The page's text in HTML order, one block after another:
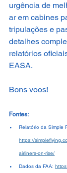
urgência de
ar em cabines
tripulações e
detalhes
relatórios
EASA.
Bons voos!
Fontes:
Relatório da Simple
https://
airliners-on-rise/
Dados da FAA: